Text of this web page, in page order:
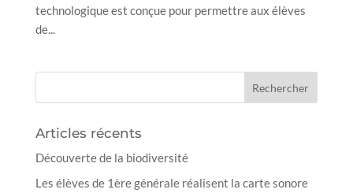
technologique est conçue pour permettre aux élèves
de...
Articles récents
Découverte de la biodiversité
Les élèves de 1ère générale réalisent la carte sonore